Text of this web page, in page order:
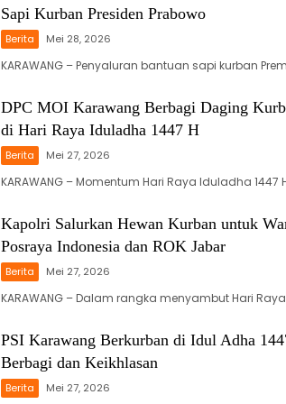
Sapi Kurban Presiden Prabowo
Berita Mei 28, 2026
KARAWANG – Penyaluran bantuan sapi kurban
DPC MOI Karawang Berbagi Daging
di Hari Raya Iduladha 1447 H
Berita Mei 27, 2026
KARAWANG – Momentum Hari Raya Iduladha 1447
Kapolri Salurkan Hewan Kurban untuk
Posraya Indonesia dan ROK Jabar
Berita Mei 27, 2026
KARAWANG – Dalam rangka menyambut Hari
PSI Karawang Berkurban di Idul Adha
Berbagi dan Keikhlasan
Berita Mei 27, 2026